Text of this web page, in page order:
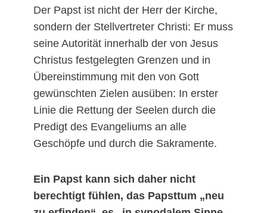
Der Papst ist nicht der Herr der Kirche,
sondern der Stellvertreter Christi: Er muss
seine Autorität innerhalb der von Jesus
Christus festgelegten Grenzen und in
Übereinstimmung mit den von Gott
gewünschten Zielen ausüben: In erster
Linie die Rettung der Seelen durch die
Predigt des Evangeliums an alle
Geschöpfe und durch die Sakramente.
Ein Papst kann sich daher nicht
berechtigt fühlen, das Papsttum „neu